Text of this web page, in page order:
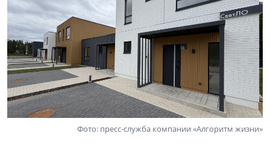
Фото: пресс-служба компании «Алгоритм жизни»